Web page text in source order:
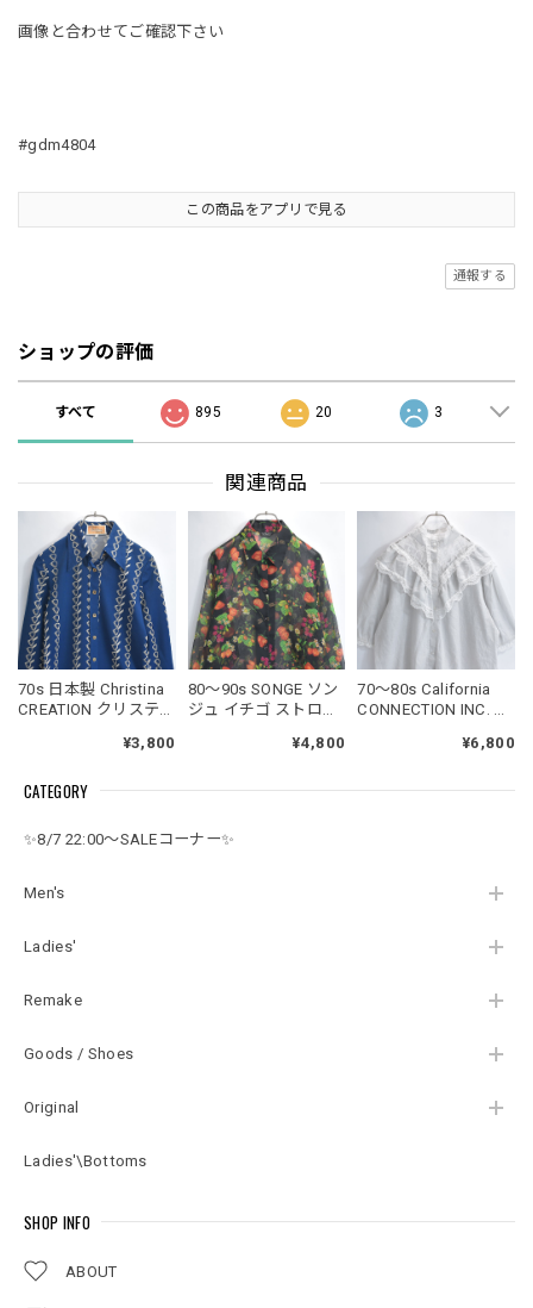
CATEGORY
✨8/7 22:00～SALEコーナー✨
Men's
Ladies'
Remake
Goods / Shoes
Original
Ladies'\Bottoms
SHOP INFO
ABOUT
画像と合わせてご確認下さい
#gdm4804
この商品をアプリで見る
通報する
ショップの評価
すべて 895 20 3
関連商品
70s 日本製 Christina
CREATION クリスティ
ポリエステルシャツ
ィンテージ ビンテー
サイズ
¥3,800
80～90s SONGE ソン
ジュ イチゴ ストロベ
デザイン シアー ロン
ャパンヴィンテージ
ィースL～XL相当
¥4,800
70～80s California
CONNECTION INC. カ
ション フリル レース
ネック デザイン ブラ
¥6,800